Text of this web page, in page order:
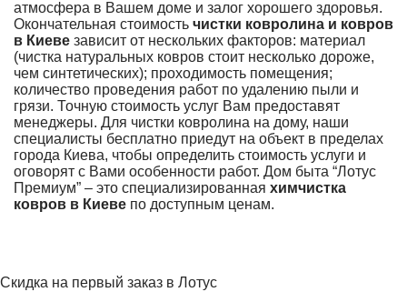
атмосфера в Вашем доме и залог хорошего здоровья.
Окончательная стоимость чистки ковролина и ковров
в Киеве зависит от нескольких факторов: материал
(чистка натуральных ковров стоит несколько дороже,
чем синтетических); проходимость помещения;
количество проведения работ по удалению пыли и
грязи. Точную стоимость услуг Вам предоставят
менеджеры. Для чистки ковролина на дому, наши
специалисты бесплатно приедут на объект в пределах
города Киева, чтобы определить стоимость услуги и
оговорят с Вами особенности работ. Дом быта “Лотус
Премиум” – это специализированная химчистка
ковров в Киеве по доступным ценам.
Скидка на первый заказ в Лотус